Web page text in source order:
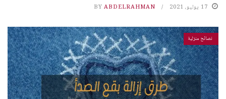
17 يوليو، 2021 BY ABDELRAHMAN
نصائح منزلية